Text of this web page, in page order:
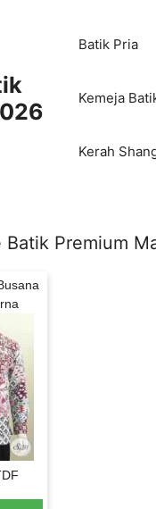
Batik Pria
Kemeja
Kerah
Batik Premium